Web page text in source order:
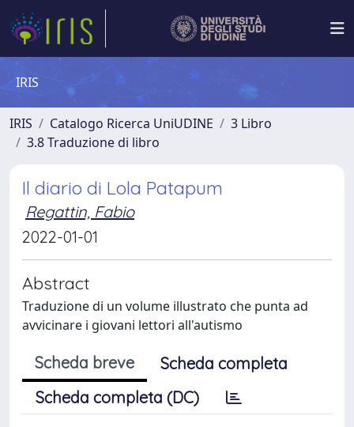
IRIS
IRIS Catalogo Ricerca UniUDINE
3 Libro
3.8 Traduzione di libro
Il diario di Lola Patapum
Regattin, Fabio
2022-01-01
Abstract
Traduzione di un volume illustrato che punta ad
avvicinare i giovani lettori all'autismo
Scheda breve
Scheda completa
Scheda completa (DC)